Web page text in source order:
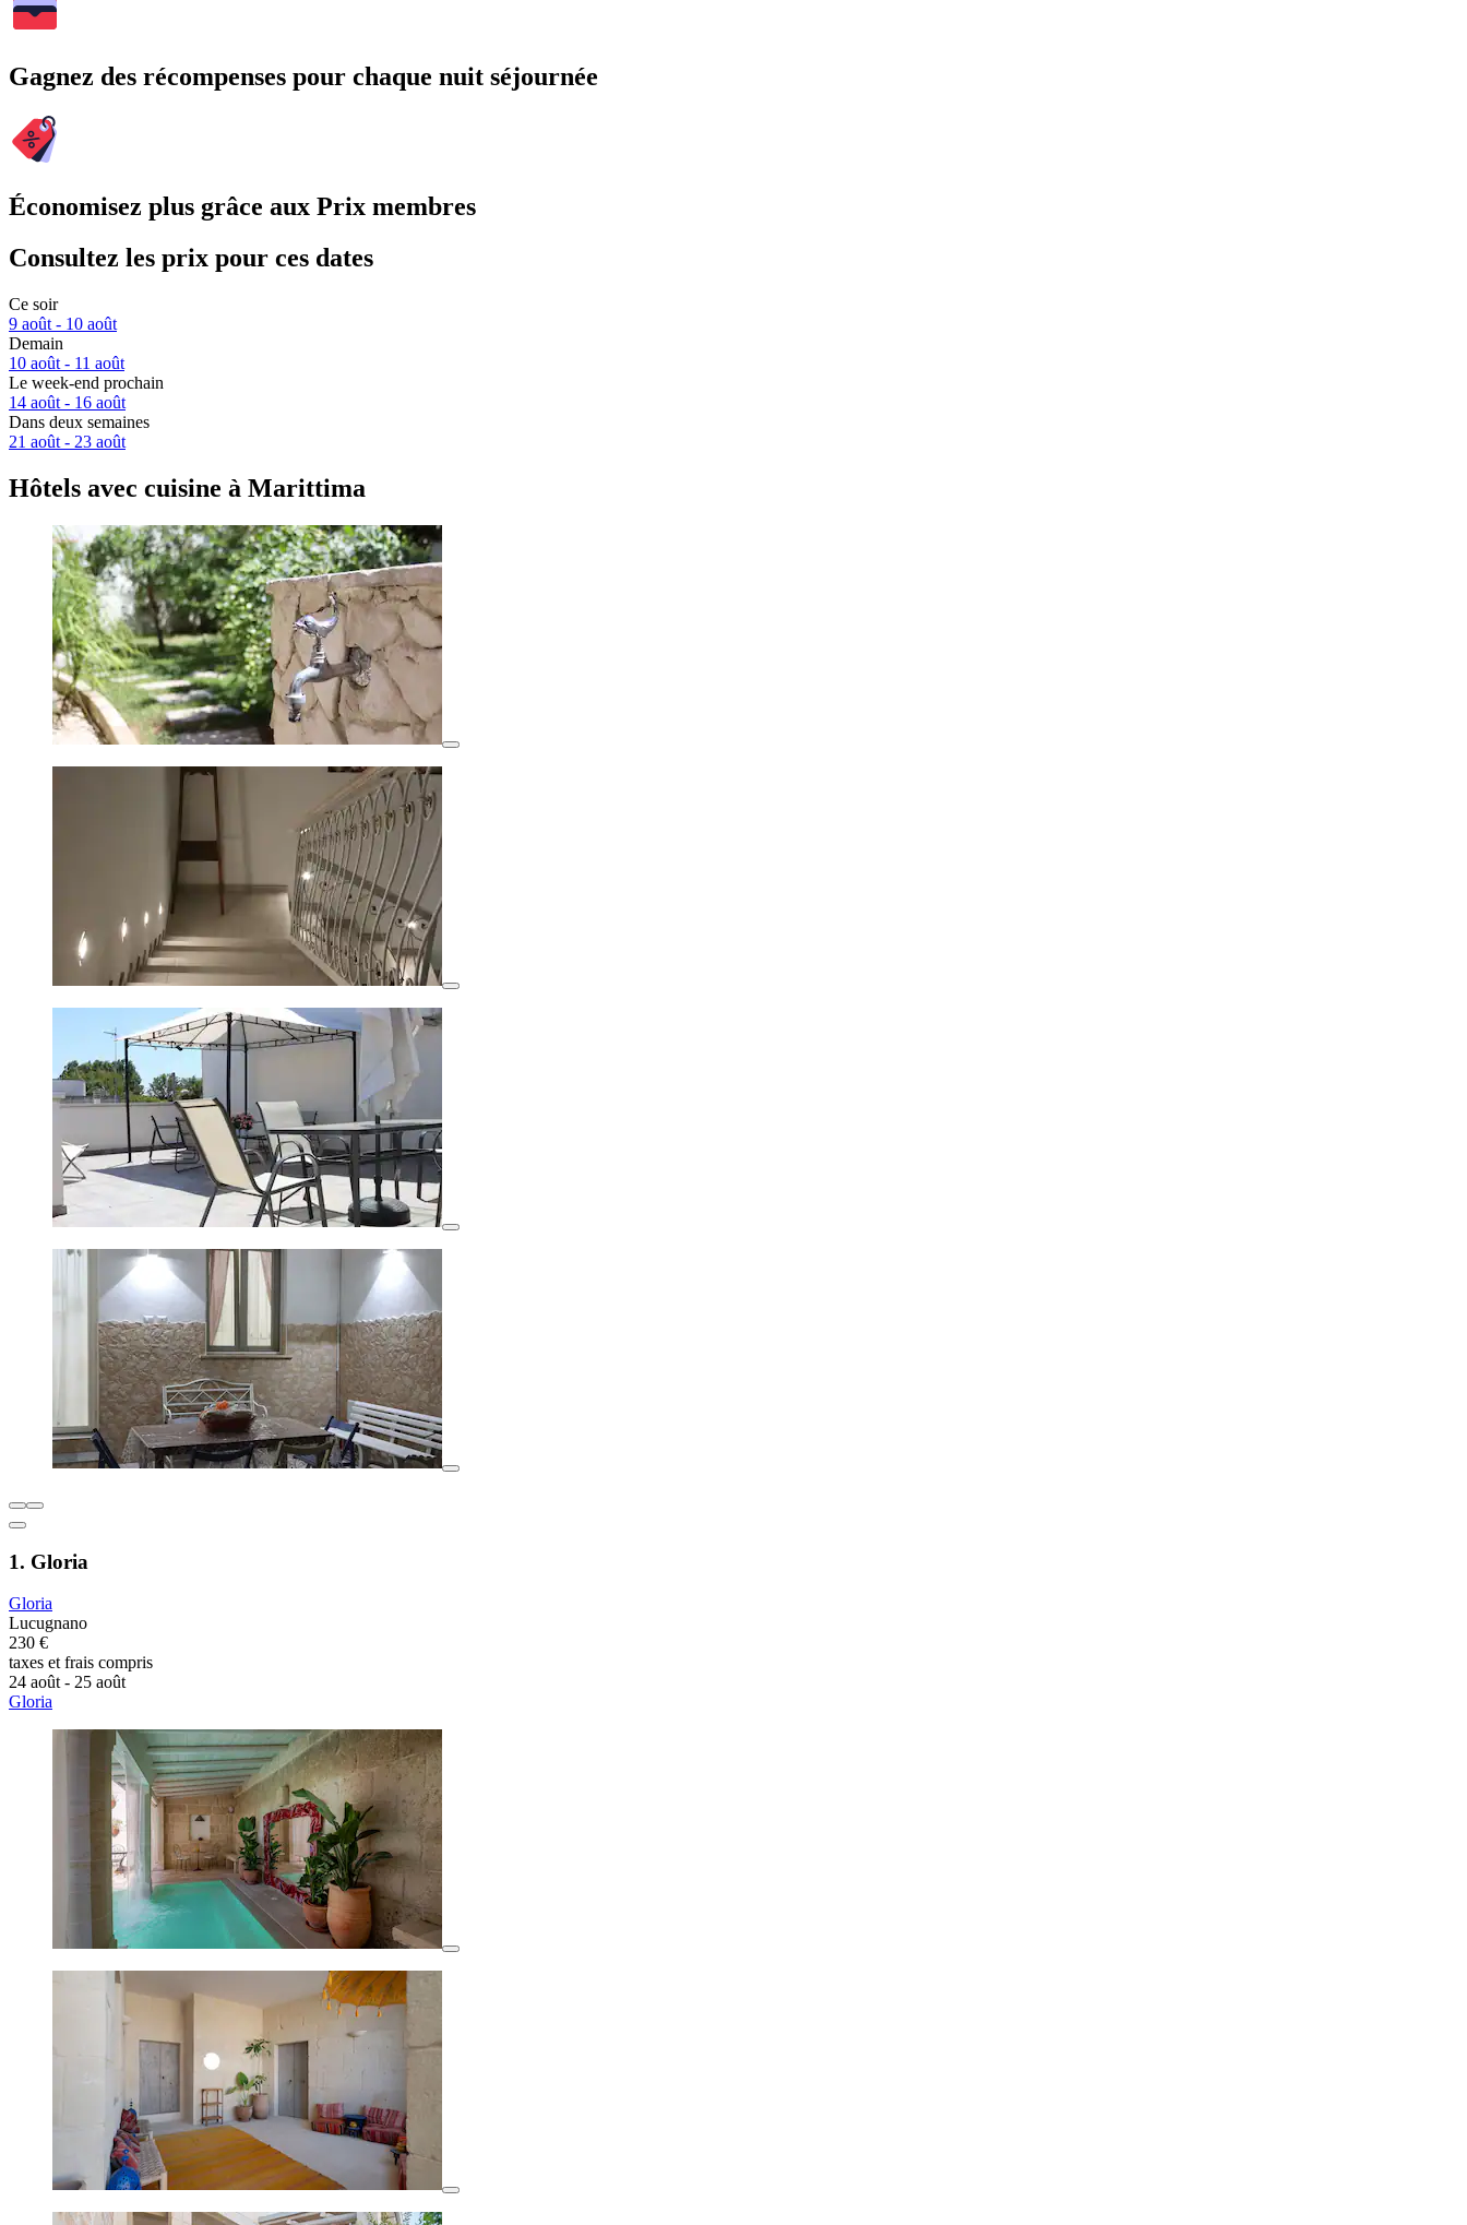
Gagnez des récompenses pour chaque nuit séjournée
Économisez plus grâce aux Prix membres
Consultez les prix pour ces dates
Ce soir
9 août - 10 août
Demain
10 août - 11 août
Le week-end prochain
14 août - 16 août
Dans deux semaines
21 août - 23 août
Hôtels avec cuisine à Marittima
1. Gloria
Gloria
Lucugnano
230 €
taxes et frais compris
24 août - 25 août
Gloria